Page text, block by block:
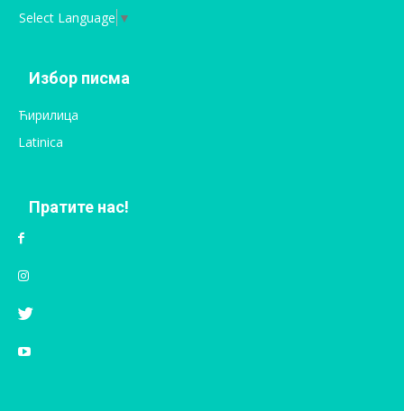
Select Language ▼
Избор писма
Ћирилица
Latinica
Пратите нас!